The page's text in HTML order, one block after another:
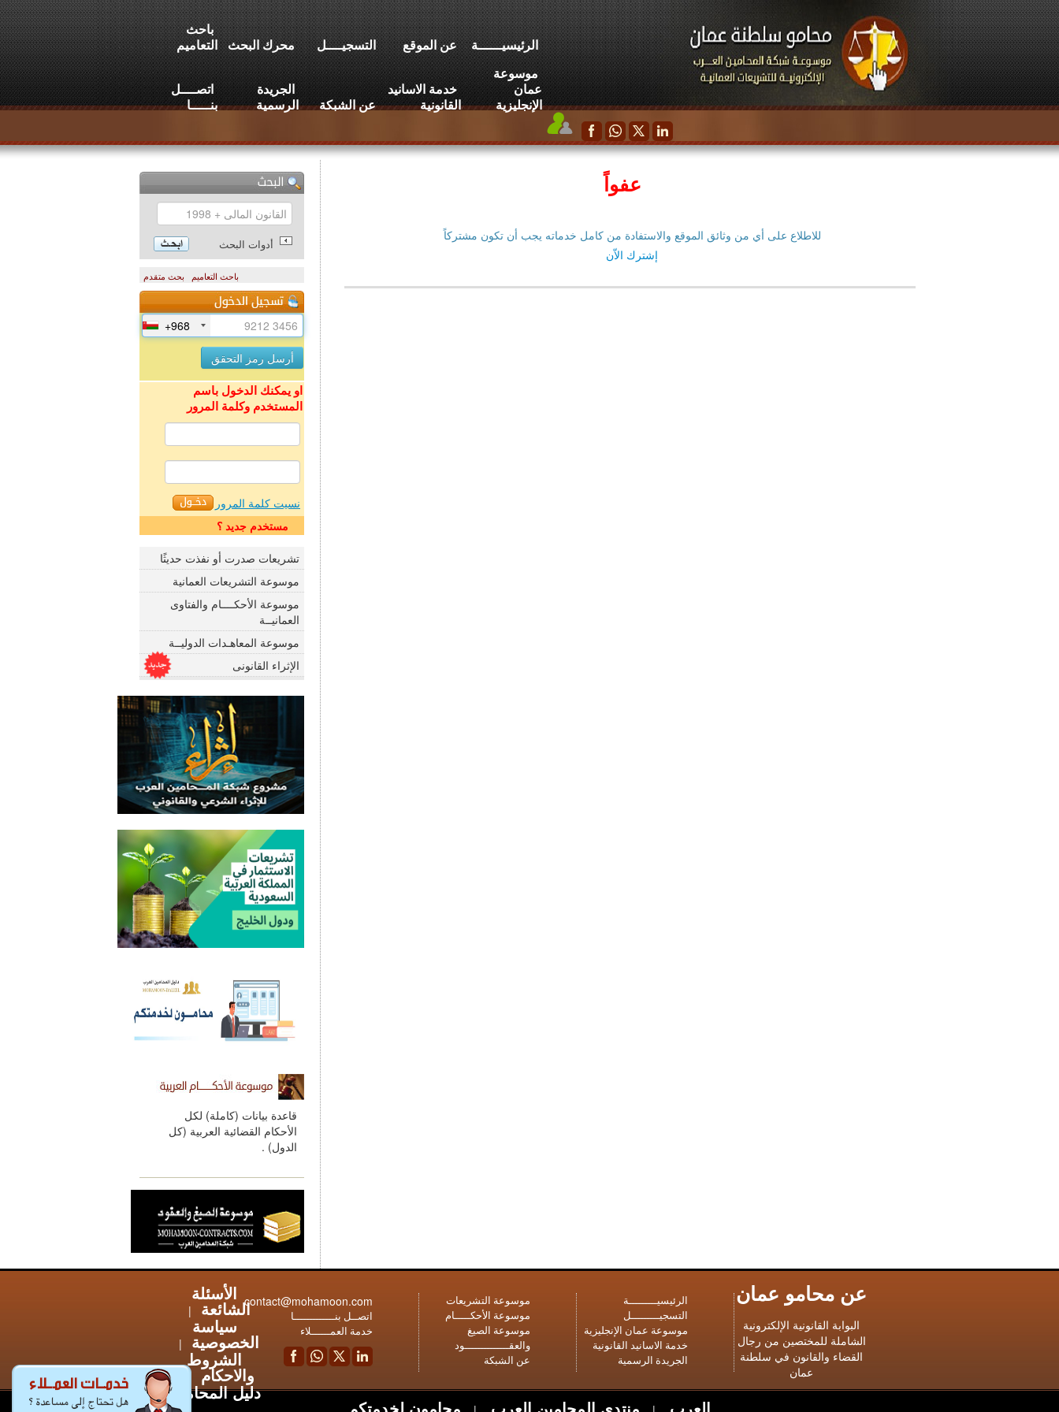
الرئيسيــــــة عن الموقع التسجيــــل محرك البحث
باحث
التعاميم
موسوعة
عمان
الإنجليزية
خدمة الاسانيد
القانونية
عن الشبكة
الجريدة
الرسمية
اتصــــل
بنـــــا
عفواً
للاطلاع على أي من وثائق الموقع والاستفادة من كامل خدماته يجب أن تكون مشتركاً
إشترك الاّن
أدوات البحث
باحث التعاميم بحث متقدم
+968
او يمكنك الدخول باسم
المستخدم وكلمة المرور
نسيت كلمة المرور
مستخدم جديد ؟
تشريعات صدرت أو نفذت حديثًا
موسوعة التشريعات العمانية
موسوعة الأحكــــام والفتاوى
العمانيــة
موسوعة المعاهـدات الدوليــة
الإثراء القانونى
قاعدة بيانات (كاملة) لكل
الأحكام القضائية العربية (كل
الدول) .
عن محامو عمان
البوابة القانونية الإلكترونية
الشاملة للمختصين من رجال
القضاء والقانون في سلطنة
عمان
الرئيسيـــــــــة
التسجيـــــــــل
موسوعة عمان الإنجليزية
خدمة الاسانيد القانونية
الجريدة الرسمية
موسوعة التشريعات
موسوعة الأحكـــــام
موسوعة الصيغ
والعقــــــــــــــود
عن الشبكة
contact@mohamoon.com
اتصــل بنـــــــــــــا
خدمة العمــــــلاء
الأسئلة
الشائعة |
سياسة
الخصوصية |
الشروط
والاحكام
دليل المحامين